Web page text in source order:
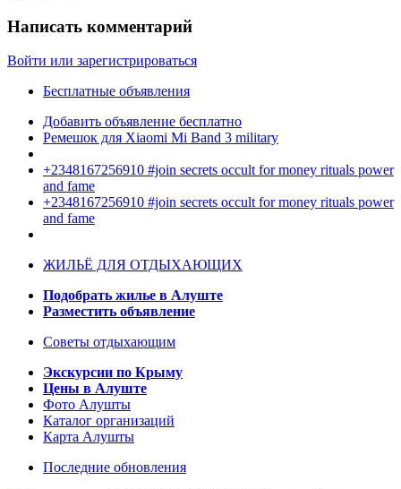
Написать комментарий
Войти или зарегистрироваться
Бесплатные объявления
Добавить объявление бесплатно
Ремешок для Xiaomi Mi Band 3 military
+2348167256910 #join secrets occult for money rituals power
and fame
+2348167256910 #join secrets occult for money rituals power
and fame
ЖИЛЬЁ ДЛЯ ОТДЫХАЮЩИХ
Подобрать жилье в Алуште
Разместить объявление
Советы отдыхающим
Экскурсии по Крыму
Цены в Алуште
Фото Алушты
Каталог организаций
Карта Алушты
Последние обновления